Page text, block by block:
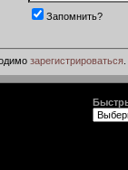
Запомнить?
зарегистрироваться.